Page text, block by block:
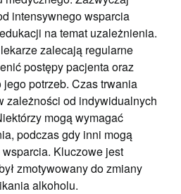
intensywnego wsparcia
na temat uzależnienia.
zalecają regularne
postępy pacjenta oraz
potrzeb. Czas trwania
zależności od indywidualnych
mogą wymagać
podczas gdy inni mogą
Kluczowe jest
zmotywowany do zmiany
alkoholu.